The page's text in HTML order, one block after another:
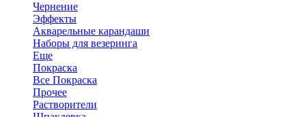
Чернение
Эффекты
Акварельные карандаши
Наборы для везеринга
Еще
Покраска
Все Покраска
Прочее
Растворители